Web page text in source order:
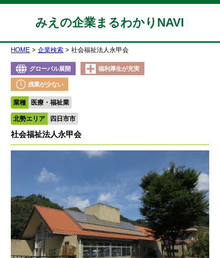
みえの企業まるわかりNAVI
HOME 企業検索 社会福祉法人永甲会
グローバル展開 福利厚生が充実
残業が少ない
業種 医療・福祉業
北勢エリア 四日市市
社会福祉法人永甲会